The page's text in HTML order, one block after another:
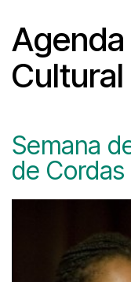
Agenda
Cultural
Semana
de Cordas